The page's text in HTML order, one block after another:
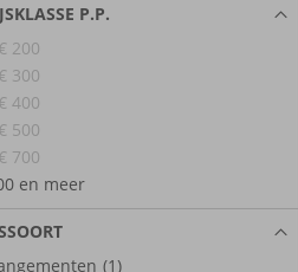
P.P.
200
300
400
500
700
en meer
(1)